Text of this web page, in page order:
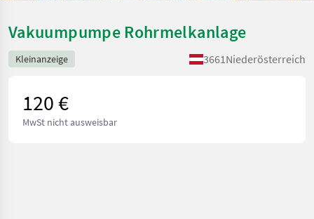
Vakuumpumpe Rohrmelkanlage
Kleinanzeige 3661Niederösterreich
120 €
MwSt nicht ausweisbar